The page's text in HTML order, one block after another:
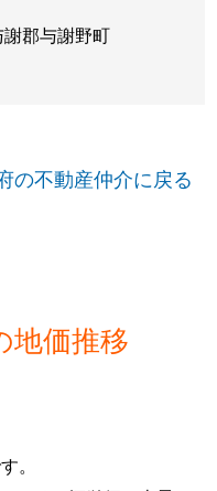
郡与謝野町
の不動産仲介に戻る
地価推移
。